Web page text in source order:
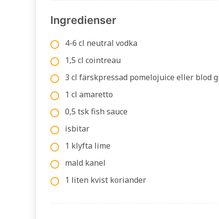
Ingredienser
4-6 cl neutral vodka
1,5 cl cointreau
3 cl färskpressad pomelojuice eller blod
1 cl amaretto
0,5 tsk fish sauce
isbitar
1 klyfta lime
mald kanel
1 liten kvist koriander